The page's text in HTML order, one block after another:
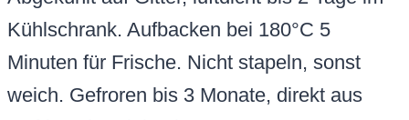
Kühlschrank. Aufbacken bei 180°C 5
Minuten für Frische. Nicht stapeln, sonst
weich. Gefroren bis 3 Monate, direkt aus